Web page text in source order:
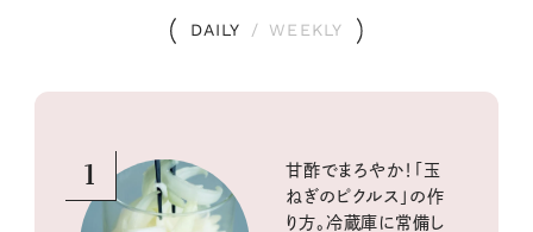
DAILY / WEEKLY
1
甘酢でまろやか！「玉
ねぎのピクルス」の作
り方。冷蔵庫に常備し